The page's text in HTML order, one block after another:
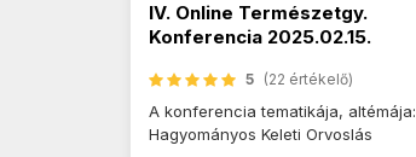
IV. Online Természetgy.
Konferencia 2025.02.15.
5 (22 értékelő)
A konferencia tematikája, altémája:
Hagyományos Keleti Orvoslás